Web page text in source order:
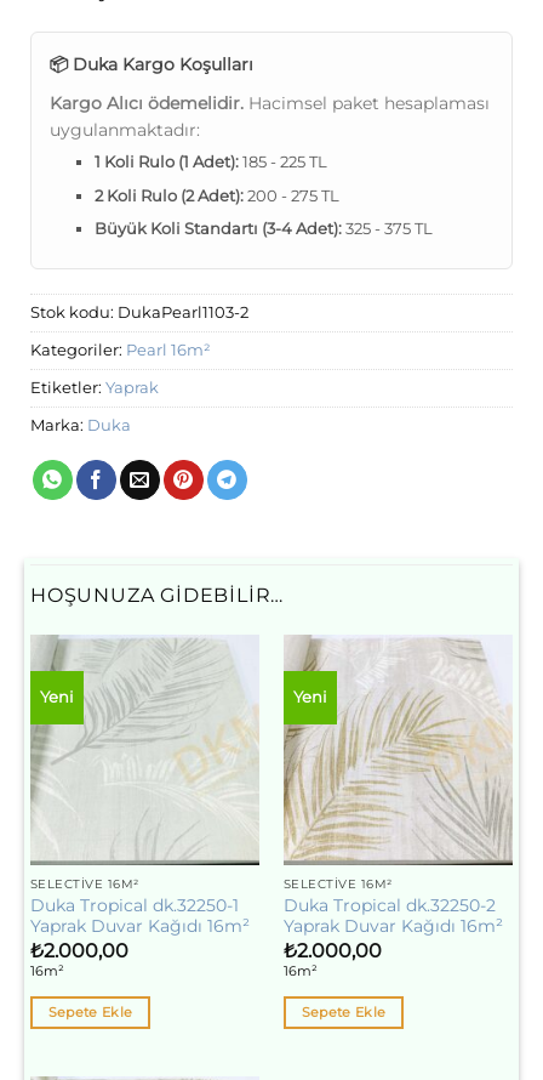
📦 Duka Kargo Koşulları
Kargo Alıcı ödemelidir. Hacimsel paket hesaplaması
uygulanmaktadır:
1 Koli Rulo (1 Adet):185 - 225 TL
2 Koli Rulo (2 Adet):200 - 275 TL
Büyük Koli Standartı (3-4 Adet):325 - 375 TL
Stok kodu: DukaPearl1103-2
Kategoriler: Pearl 16m²
Etiketler: Yaprak
Marka: Duka
HOŞUNUZA GIDEBILIR…
Yeni
SELECTIVE 16M²
Duka Tropical dk.32250-1
Yaprak Duvar Kağıdı 16m²
₺2.000,00
16m²
Sepete Ekle
Yeni
SELECTIVE 16M²
Duka Tropical dk.32250-2
Yaprak Duvar Kağıdı 16m²
₺2.000,00
16m²
Sepete Ekle